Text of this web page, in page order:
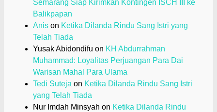
Semarang Siap Kirimkan Kontingen ISCH III ke
Balikpapan
Anis on Ketika Dilanda Rindu Sang Istri yang
Telah Tiada
Yusak Abidondifu on KH Abdurrahman
Muhammad: Loyalitas Perjuangan Para Dai
Warisan Mahal Para Ulama
Tedi Suteja on Ketika Dilanda Rindu Sang Istri
yang Telah Tiada
Nur Imdah Minsyah on Ketika Dilanda Rindu